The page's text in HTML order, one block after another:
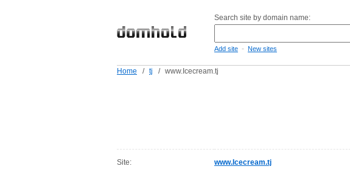
Search site by domain name:
Add site - New sites
Home / tj / www.Icecream.tj
Site: www.Icecream.tj